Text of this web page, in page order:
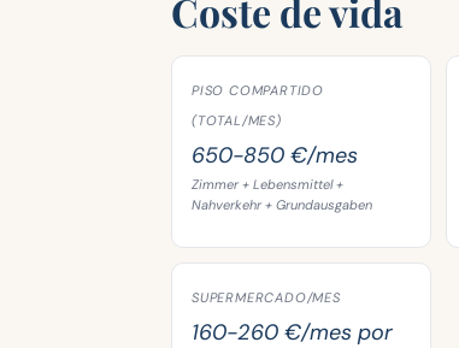
Coste de vida
PISO COMPARTIDO
(TOTAL/MES)
650-850 €/mes
Zimmer + Lebensmittel +
Nahverkehr + Grundausgaben
SUPERMERCADO/MES
160-260 €/mes por